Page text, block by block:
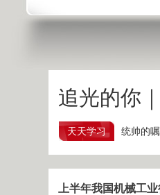
追光的你
天天学习 统帅的
上半年我国机械工